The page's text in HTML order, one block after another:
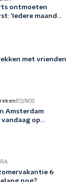
ontmoeten
'Iedere maand
met vrienden
EO/NOS
Amsterdam
vandaag op…
6